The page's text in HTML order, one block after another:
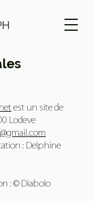
est un site de
Lodeve
: Delphine
: © Diabolo